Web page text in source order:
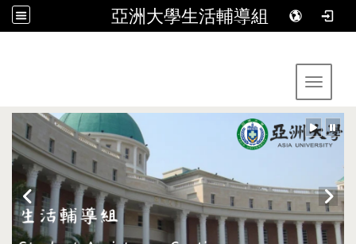
亞洲大學生活輔導組
Toggle